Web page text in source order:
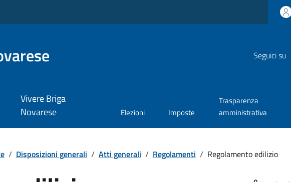
Seguici su
Vivere Briga
Novarese
Elezioni Imposte
Trasparenza
amministrativa
/ Disposizioni generali / Atti generali / Regolamenti / Regolamento edilizio